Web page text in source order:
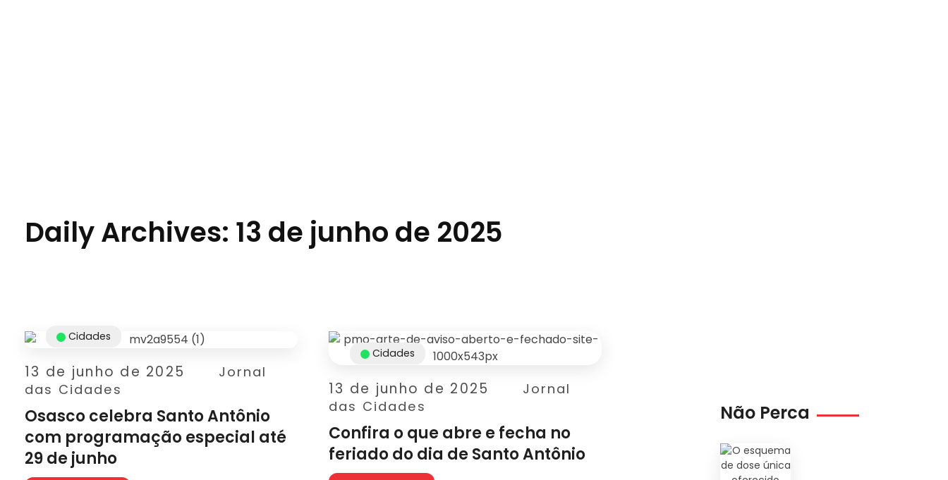
Daily Archives: 13 de junho de 2025
13 de junho de 2025
Jornal
das Cidades
Cidades
Osasco celebra Santo Antônio
com programação especial até
29 de junho
13 de junho de 2025
Jornal
das Cidades
Cidades
Confira o que abre e fecha no
feriado do dia de Santo Antônio
Não Perca